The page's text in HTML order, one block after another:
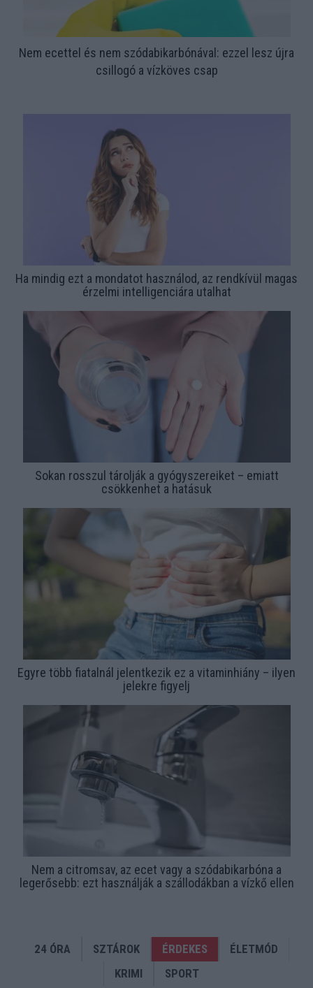
Nem ecettel és nem szódabikarbónával: ezzel lesz újra
csillogó a vízköves csap
Ha mindig ezt a mondatot használod, az rendkívül magas
érzelmi intelligenciára utalhat
Sokan rosszul tárolják a gyógyszereiket – emiatt
csökkenhet a hatásuk
Egyre több fiatalnál jelentkezik ez a vitaminhiány – ilyen
jelekre figyelj
Nem a citromsav, az ecet vagy a szódabikarbóna a
legerősebb: ezt használják a szállodákban a vízkő ellen
24 ÓRA SZTÁROK ÉRDEKES
ÉLETMÓD
KRIMI
SPORT